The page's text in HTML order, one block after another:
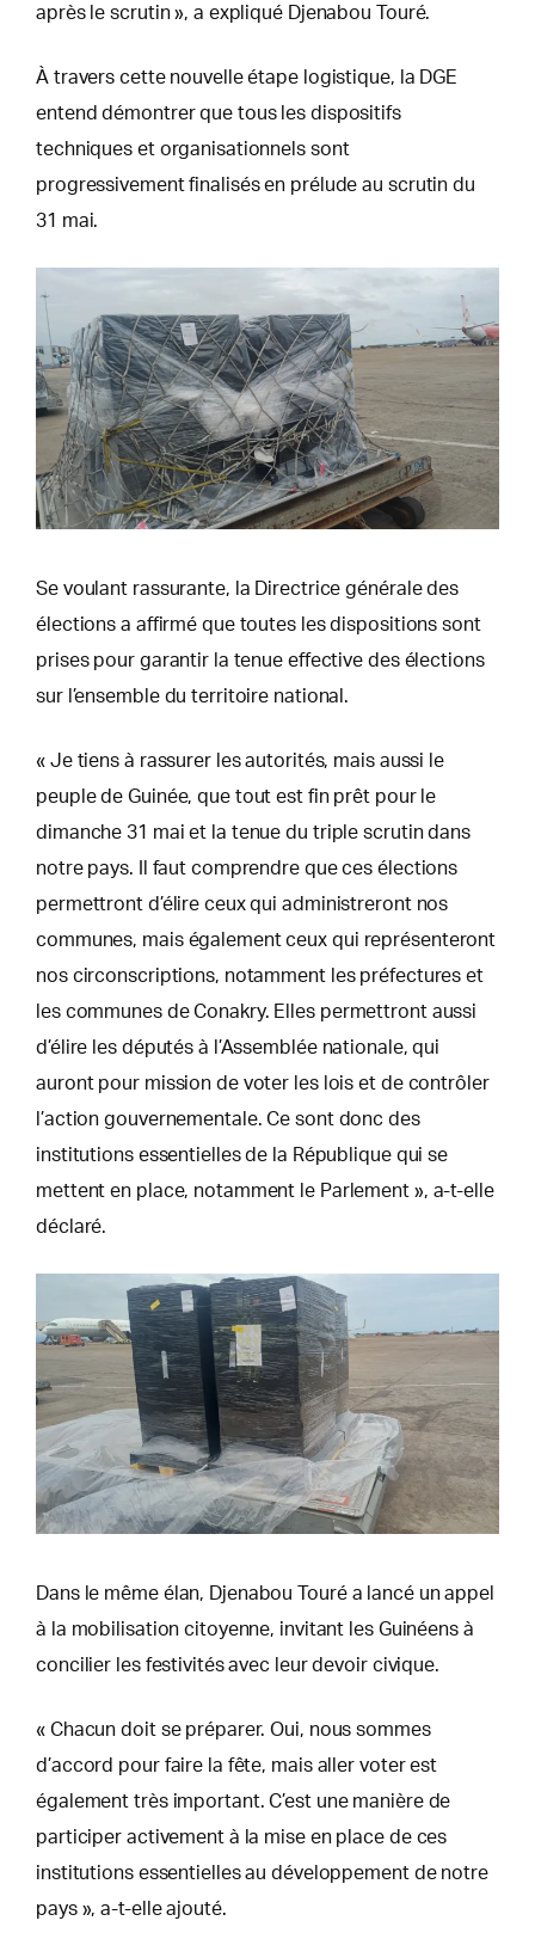
après le scrutin », a expliqué Djenabou Touré.
À travers cette nouvelle étape logistique, la DGE
entend démontrer que tous les dispositifs
techniques et organisationnels sont
progressivement finalisés en prélude au scrutin du
31 mai.
Se voulant rassurante, la Directrice générale des
élections a affirmé que toutes les dispositions sont
prises pour garantir la tenue effective des élections
sur l’ensemble du territoire national.
« Je tiens à rassurer les autorités, mais aussi le
peuple de Guinée, que tout est fin prêt pour le
dimanche 31 mai et la tenue du triple scrutin dans
notre pays. Il faut comprendre que ces élections
permettront d’élire ceux qui administreront nos
communes, mais également ceux qui représenteront
nos circonscriptions, notamment les préfectures et
les communes de Conakry. Elles permettront aussi
d’élire les députés à l’Assemblée nationale, qui
auront pour mission de voter les lois et de contrôler
l’action gouvernementale. Ce sont donc des
institutions essentielles de la République qui se
mettent en place, notamment le Parlement », a-t-elle
déclaré.
Dans le même élan, Djenabou Touré a lancé un appel
à la mobilisation citoyenne, invitant les Guinéens à
concilier les festivités avec leur devoir civique.
« Chacun doit se préparer. Oui, nous sommes
d’accord pour faire la fête, mais aller voter est
également très important. C’est une manière de
participer activement à la mise en place de ces
institutions essentielles au développement de notre
pays », a-t-elle ajouté.